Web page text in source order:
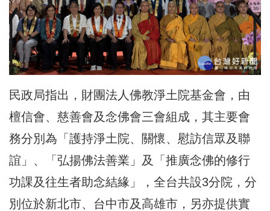
民政局指出，財團法人佛教淨土院基金會，由
檀信會、慈善會及念佛會三會組成，其主要會
務分別為「護持淨土院、關懷、慰訪信眾及聯
誼」、「弘揚佛法善業」及「推廣念佛的修行
功課及往生者助念結緣」，全台共設3分院，分
別位於新北市、台中市及高雄市，另亦提供實